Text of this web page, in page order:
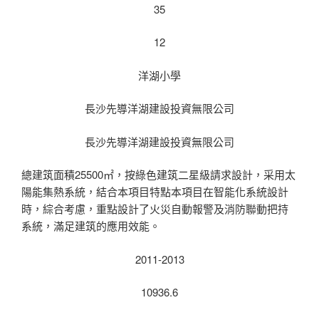
35
12
洋湖小學
長沙先導洋湖建設投資無限公司
長沙先導洋湖建設投資無限公司
總建筑面積25500㎡，按綠色建筑二星級請求設計，采用太
陽能集熱系統，結合本項目特點本項目在智能化系統設計
時，綜合考慮，重點設計了火災自動報警及消防聯動把持
系統，滿足建筑的應用效能。
2011-2013
10936.6